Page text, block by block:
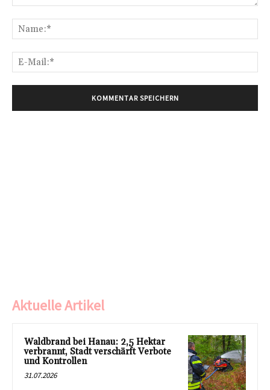
Aktuelle Artikel
Waldbrand bei Hanau: 2,5 Hektar
verbrannt, Stadt verschärft Verbote
und Kontrollen
31.07.2026